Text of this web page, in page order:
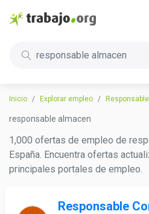
responsable almacen
Inicio Explorar empleo
responsable almacen
1,000 ofertas de empleo de
España. Encuentra ofertas
principales portales de empleo.
Responsable